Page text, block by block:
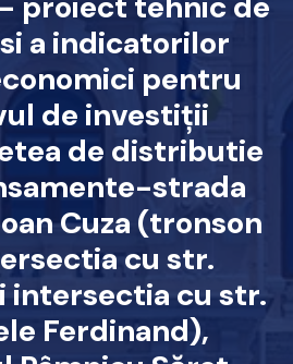
a indicatorilor
pentru
de investiții
de distributie
strada
Cuza (tronson
cu str.
intersectia cu str.
Ferdinand),